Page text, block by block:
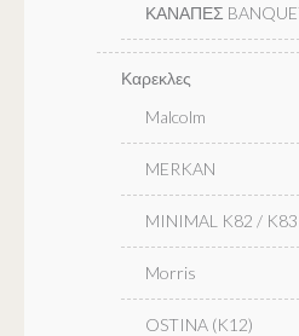
ΚΑΝΑΠΕΣ
Καρεκλες
Malcolm
MERKAN
MINIMAL K82 / K83
Morris
OSTINA (K12)